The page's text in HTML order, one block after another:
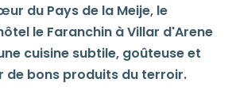
du Pays de la Meije, le
le Faranchin à Villar d'Arene
cuisine subtile, goûteuse et
de bons produits du terroir.